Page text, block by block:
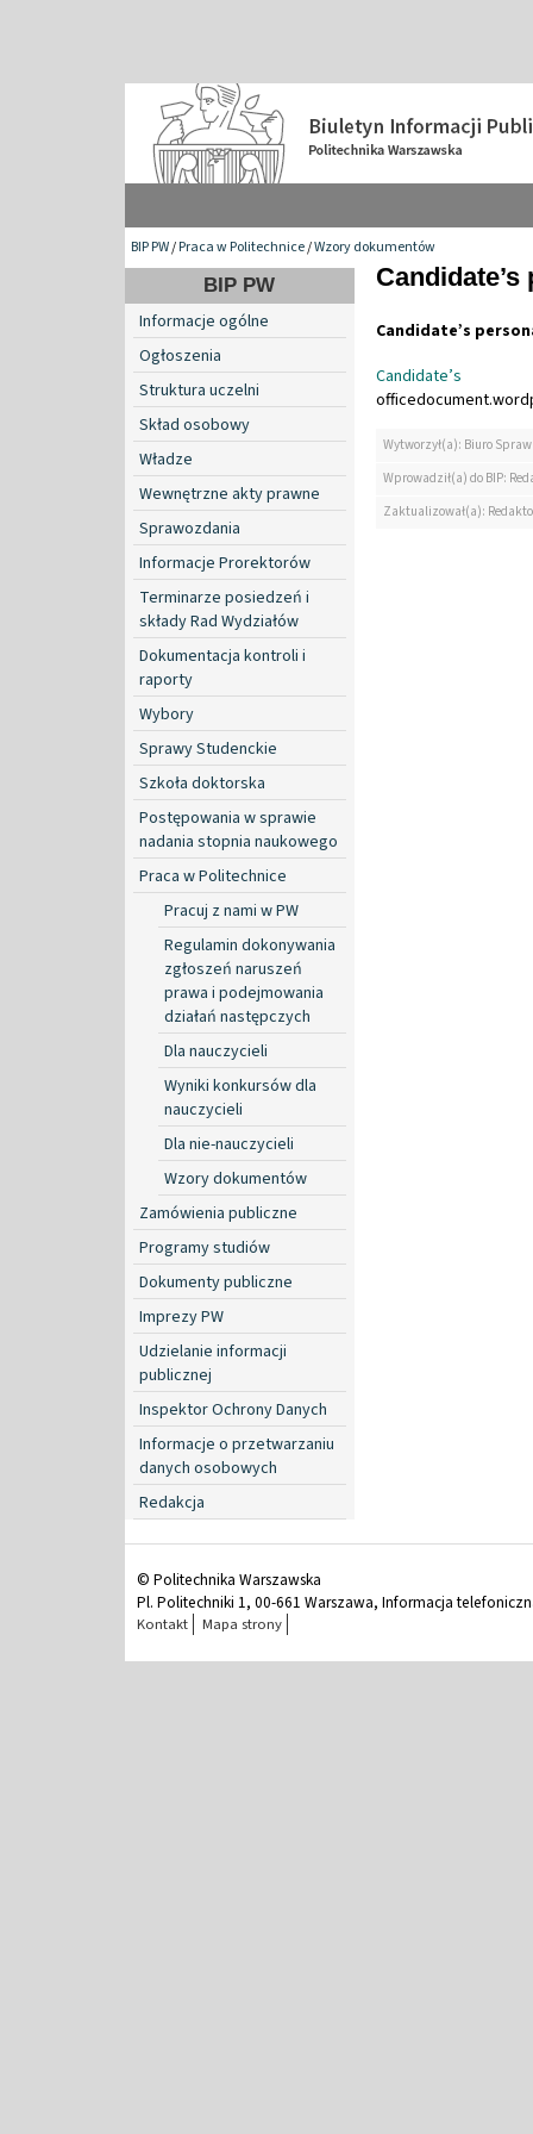
BIP PW/Praca w Politechnice/Wzory dokumentów
BIP PW
Informacje ogólne
Ogłoszenia
Struktura uczelni
Skład osobowy
Władze
Wewnętrzne akty prawne
Sprawozdania
Informacje Prorektorów
Terminarze posiedzeń i
składy Rad Wydziałów
Dokumentacja kontroli i
raporty
Wybory
Sprawy Studenckie
Szkoła doktorska
Postępowania w sprawie
nadania stopnia naukowego
Praca w Politechnice
Pracuj z nami w PW
Regulamin dokonywania
zgłoszeń naruszeń
prawa i podejmowania
działań następczych
Dla nauczycieli
Wyniki konkursów dla
nauczycieli
Dla nie-nauczycieli
Wzory dokumentów
Zamówienia publiczne
Programy studiów
Dokumenty publiczne
Imprezy PW
Udzielanie informacji
publicznej
Inspektor Ochrony Danych
Informacje o przetwarzaniu
danych osobowych
Redakcja
Candidate’s
Wytworzył(a): Biuro
Wprowadził(a) do BIP:
Zaktualizował(a):
© Politechnika Warszawska
Pl. Politechniki 1, 00-661 Warszawa, Informacja
Kontakt Mapa strony